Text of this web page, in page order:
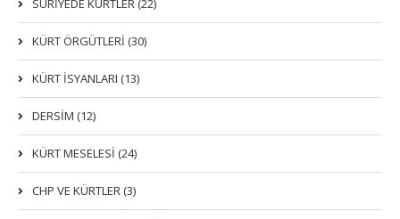
SURİYEDE KÜRTLER (22)
KÜRT ÖRGÜTLERİ (30)
KÜRT İSYANLARI (13)
DERSIM (12)
KÜRT MESELESİ (24)
CHP VE KÜRTLER (3)